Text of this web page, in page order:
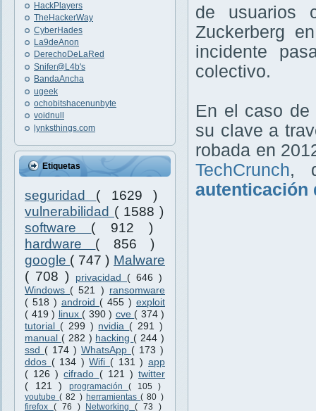
HackPlayers
TheHackerWay
CyberHades
La9deAnon
DerechoDeLaRed
Snifer@L4b's
BandaAncha
ugeek
ochobitshacenunbyte
voidnull
lynksthings.com
Etiquetas
seguridad ( 1629 )
vulnerabilidad ( 1588 )
software ( 912 )
hardware ( 856 )
google ( 747 ) Malware
( 708 )
privacidad ( 646 )
Windows ( 521 ) ransomware
( 518 ) android ( 455 ) exploit
( 419 ) linux ( 390 ) cve ( 374 )
tutorial ( 299 ) nvidia ( 291 )
manual ( 282 ) hacking ( 244 )
ssd ( 174 ) WhatsApp ( 173 )
ddos ( 134 )Wifi ( 131 ) app
( 126 )cifrado ( 121 )twitter
( 121 ) programación( 105 )
youtube( 82 ) herramientas( 80 )
firefox ( 76 ) Networking( 73 )
de usuarios
Zuckerberg
incidente
colectivo.
En el caso de
su clave a
robada en
TechCrunch,
autenticación